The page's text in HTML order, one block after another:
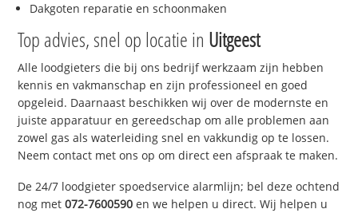
Dakgoten reparatie en schoonmaken
Top advies, snel op locatie in Uitgeest
Alle loodgieters die bij ons bedrijf werkzaam zijn hebben
kennis en vakmanschap en zijn professioneel en goed
opgeleid. Daarnaast beschikken wij over de modernste en
juiste apparatuur en gereedschap om alle problemen aan
zowel gas als waterleiding snel en vakkundig op te lossen.
Neem contact met ons op om direct een afspraak te maken.
De 24/7 loodgieter spoedservice alarmlijn; bel deze ochtend
nog met072-7600590 en we helpen u direct. Wij helpen u